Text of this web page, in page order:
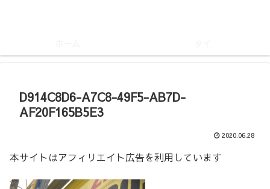
D914C8D6-A7C8-49F5-AB7D-
AF20F165B5E3
2020.06.28
本サイトはアフィリエイト広告を利用しています